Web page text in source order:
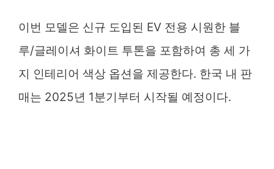
이번 모델은 신규 도입된 EV 전용 시원한 블
루/글레이셔 화이트 투톤을 포함하여 총 세 가
지 인테리어 색상 옵션을 제공한다. 한국 내 판
매는 2025년 1분기부터 시작될 예정이다.